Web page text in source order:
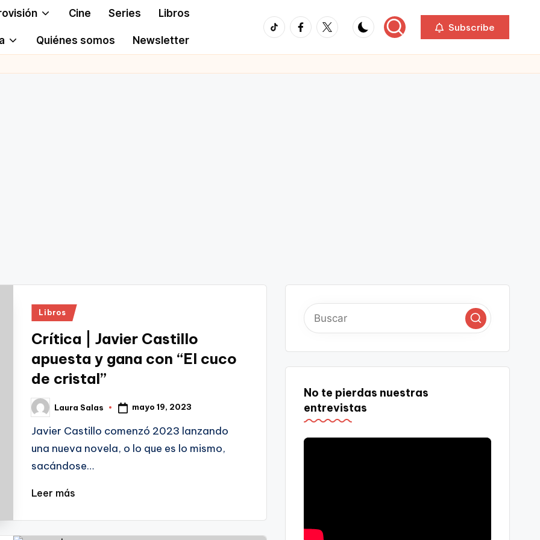
Cine Series Libros
Quiénes somos Newsletter
TikTokFacebook
Twitter Subscribe
Publicado
Libros
Crítica | Javier Castillo
apuesta y gana con “El cuco
de cristal”
Publicado
por
Laura Salas mayo 19, 2023
Javier Castillo comenzó 2023 lanzando
una nueva novela, o lo que es lo mismo,
sacándose…
Leer más
No te pierdas nuestras
entrevistas